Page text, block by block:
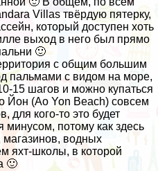
Villas твёрдую пятерку,
который доступен хоть
выход в него был прямо
🙂
с общим большим
пальмами с видом на море,
15 шагов и можно купаться
Йон (Ao Yon Beach) совсем
для кого-то это будет
минусом, потому как здесь
магазинов, водных
яхт-школы, в которой
🙂